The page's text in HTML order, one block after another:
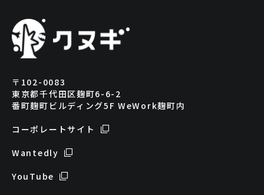
〒102-0083
東京都千代田区麹町6-6-2
番町麹町ビルディング5F WeWork麹町内
コーポレートサイト
Wantedly
YouTube